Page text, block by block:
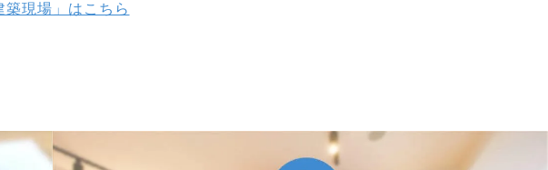
築現場」はこちら